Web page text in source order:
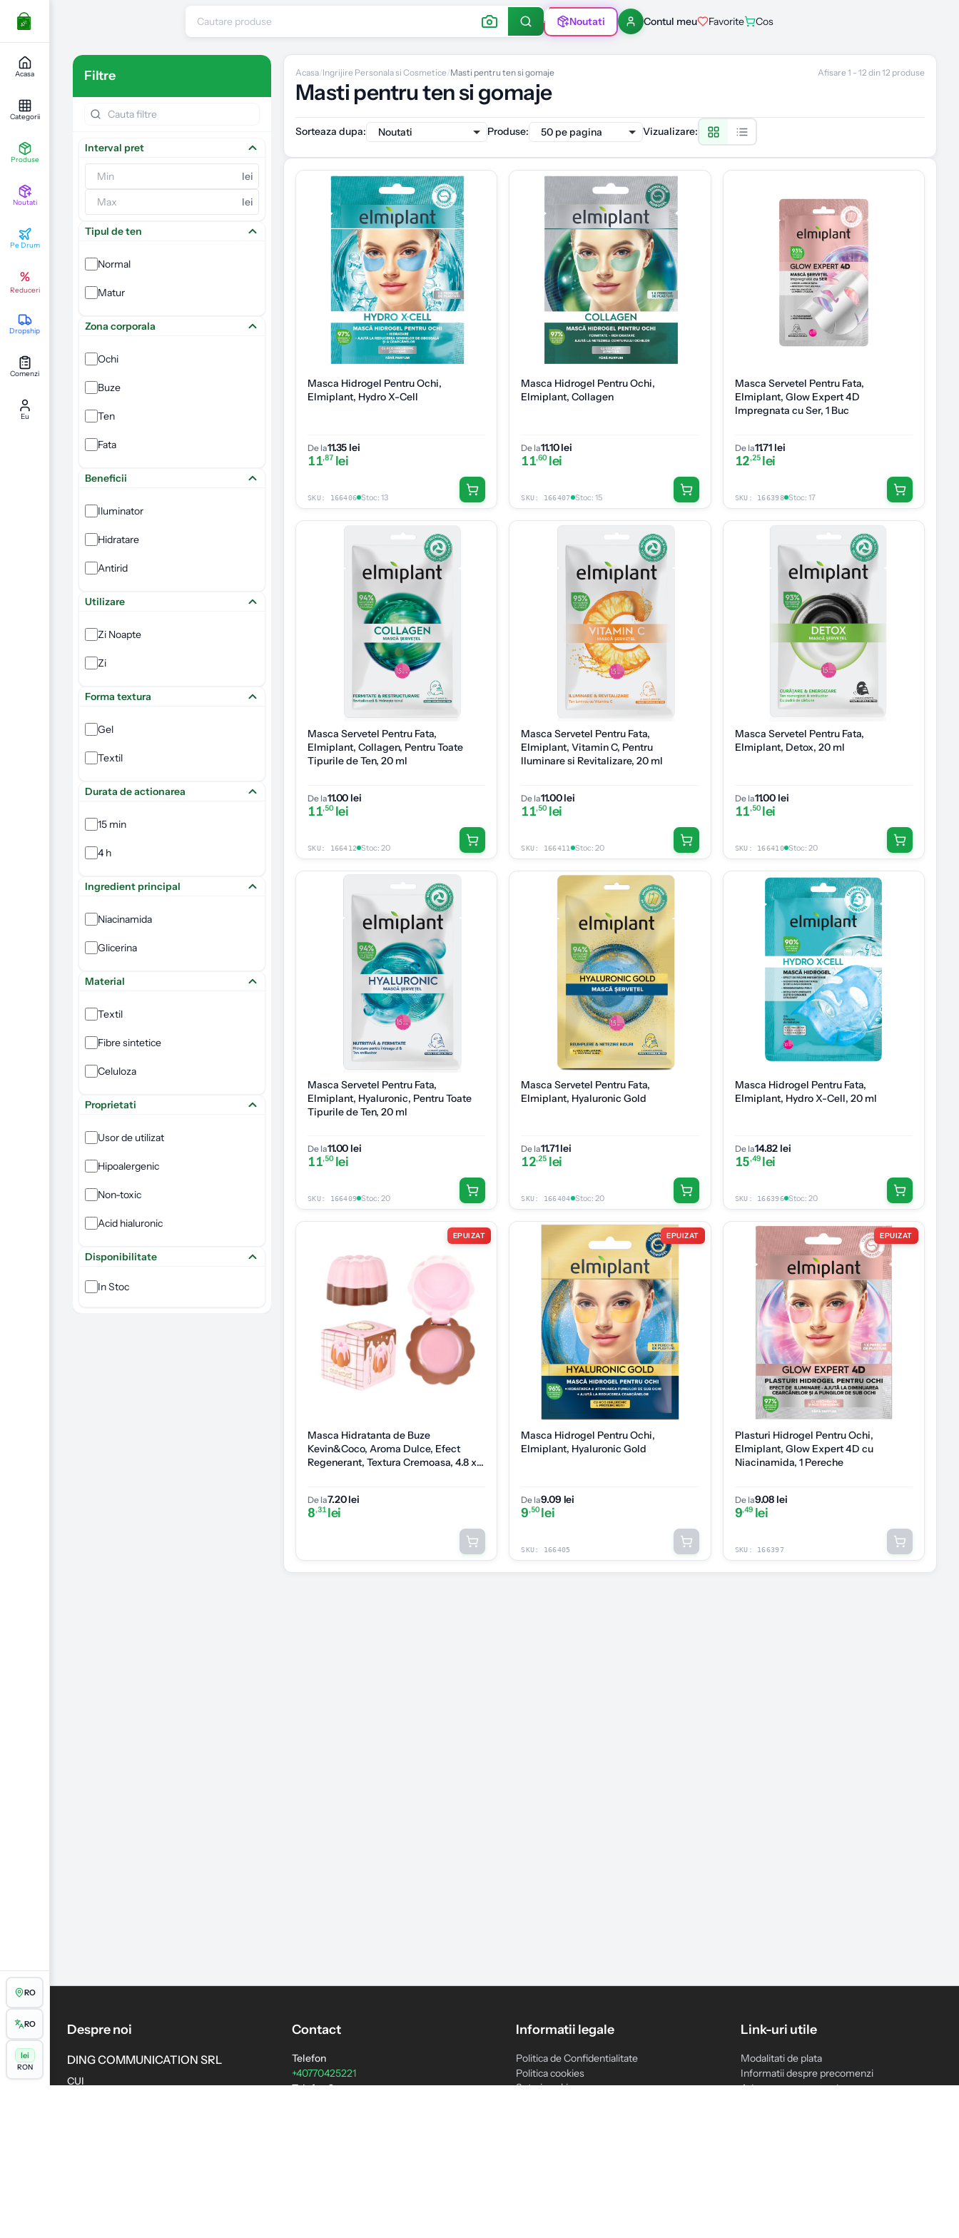
Acasa
Categorii
Produse
Noutati
Pe Drum
%
Reduceri
Dropship
Comenzi
Eu
RO
RO
lei
RON
Noutati Contul meu Favorite Cos
Filtre
Interval pret
lei
lei
Tipul de ten
Normal
Matur
Zona corporala
Ochi
Buze
Ten
Fata
Beneficii
Iluminator
Hidratare
Antirid
Utilizare
Zi Noapte
Zi
Forma textura
Gel
Textil
Durata de actionarea
15 min
4 h
Ingredient principal
Niacinamida
Glicerina
Material
Textil
Fibre sintetice
Celuloza
Proprietati
Usor de utilizat
Hipoalergenic
Non-toxic
Acid hialuronic
Disponibilitate
In Stoc
Acasa/Ingrijire Personala si Cosmetice/Masti pentru ten si gomaje Afisare1 - 12 din12 produse
Masti pentru ten si gomaje
Sorteaza dupa: Produse: Vizualizare:
Masca Hidrogel Pentru Ochi,
Elmiplant, Hydro X-Cell
De la11.35 lei
11,87 lei
SKU: 166406 Stoc:13
Masca Hidrogel Pentru Ochi,
Elmiplant, Collagen
De la11.10 lei
11,60lei
SKU: 166407 Stoc: 15
Masca Servetel Pentru Fata,
Elmiplant, Glow Expert 4D
Impregnata cu Ser, 1 Buc
De la11.71 lei
12,25lei
SKU: 166398 Stoc: 17
Masca Servetel Pentru Fata,
Elmiplant, Collagen, Pentru Toate
Tipurile de Ten, 20 ml
De la11.00 lei
11,50lei
SKU: 166412 Stoc:20
Masca Servetel Pentru Fata,
Elmiplant, Vitamin C, Pentru
Iluminare si Revitalizare, 20 ml
De la11.00 lei
11,50lei
SKU: 166411 Stoc: 20
Masca Servetel Pentru Fata,
Elmiplant, Detox, 20 ml
De la11.00 lei
11,50lei
SKU: 166410 Stoc: 20
Masca Servetel Pentru Fata,
Elmiplant, Hyaluronic, Pentru Toate
Tipurile de Ten, 20 ml
De la11.00 lei
11,50lei
SKU: 166409 Stoc:20
Masca Servetel Pentru Fata,
Elmiplant, Hyaluronic Gold
De la11.71 lei
12,25 lei
SKU: 166404 Stoc: 20
Masca Hidrogel Pentru Fata,
Elmiplant, Hydro X-Cell, 20 ml
De la14.82 lei
15,49lei
SKU: 166396 Stoc: 20
EPUIZAT
Masca Hidratanta de Buze
Kevin&Coco, Aroma Dulce, Efect
Regenerant, Textura Cremoasa, 4.8 x
De la7.20 lei
8,31lei
EPUIZAT
Masca Hidrogel Pentru Ochi,
Elmiplant, Hyaluronic Gold
De la9.09 lei
9,50lei
SKU: 166405
EPUIZAT
Plasturi Hidrogel Pentru Ochi,
Elmiplant, Glow Expert 4D cu
Niacinamida, 1 Pereche
De la9.08 lei
9,49 lei
SKU: 166397
Despre noi
DING COMMUNICATION SRL
CUI
Contact
Telefon
+40770425221
Telefon 2
Informatii legale
Politica de Confidentialitate
Politica cookies
Setari cookie
Link-uri utile
Modalitati de plata
Informatii despre precomenzi
Adauga cerere noua de retur